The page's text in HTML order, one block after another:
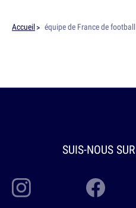
Accueil équipe de France de football
SUIS-NOUS SUR